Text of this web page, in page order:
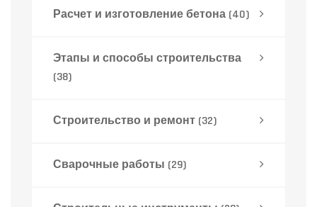
Расчет и изготовление бетона (40)
Этапы и способы строительства
(38)
Строительство и ремонт (32)
Сварочные работы (29)